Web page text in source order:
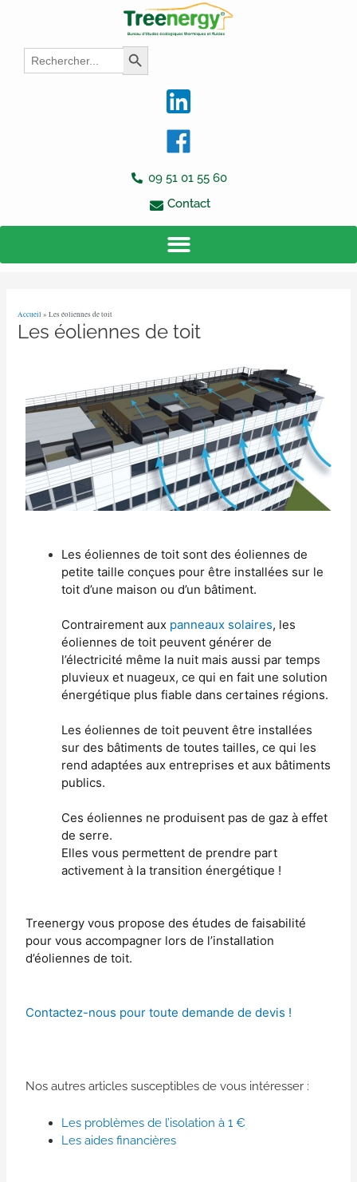
Search
for:
Search Button
09 51 01 55 60
Contact
Accueil » Les éoliennes de toit
Les éoliennes de toit
Les éoliennes de toit sont des éoliennes de
petite taille conçues pour être installées sur le
toit d’une maison ou d’un bâtiment.
Contrairement aux panneaux solaires, les
éoliennes de toit peuvent générer de
l’électricité même la nuit mais aussi par temps
pluvieux et nuageux, ce qui en fait une solution
énergétique plus fiable dans certaines régions.
Les éoliennes de toit peuvent être installées
sur des bâtiments de toutes tailles, ce qui les
rend adaptées aux entreprises et aux bâtiments
publics.
Ces éoliennes ne produisent pas de gaz à effet
de serre.
Elles vous permettent de prendre part
activement à la transition énergétique !
Treenergy vous propose des études de faisabilité
pour vous accompagner lors de l’installation
d’éoliennes de toit.
Contactez-nous pour toute demande de devis !
Nos autres articles susceptibles de vous intéresser :
Les problèmes de l’isolation à 1 €
Les aides financières